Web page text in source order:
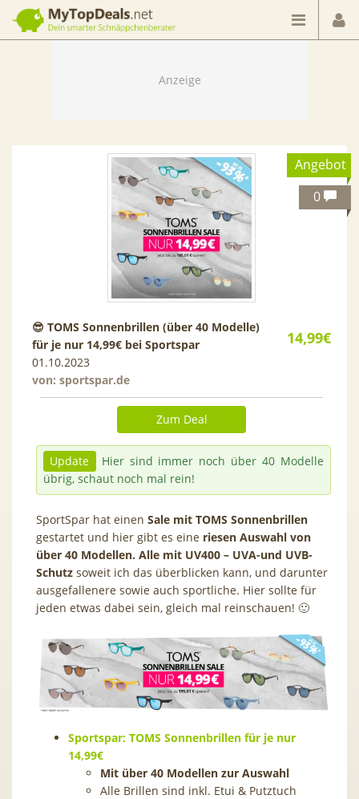
Dein smarter Schnäppchenberater
Angebot
0
14,99€
😎 TOMS Sonnenbrillen (über 40 Modelle)
für je nur 14,99€ bei Sportspar
01.10.2023
von: sportspar.de
Zum Deal
Update
Hier sind immer noch über 40 Modelle
übrig, schaut noch mal rein!
SportSpar hat einen Sale mit TOMS Sonnenbrillen
gestartet und hier gibt es eine riesen Auswahl von
über 40 Modellen. Alle mit UV400 – UVA-und UVB-
Schutz soweit ich das überblicken kann, und darunter
ausgefallenere sowie auch sportliche. Hier sollte für
jeden etwas dabei sein, gleich mal reinschauen! 🙂
Sportspar: TOMS Sonnenbrillen für je nur
14,99€
Mit über 40 Modellen zur Auswahl
Alle Brillen sind inkl. Etui & Putztuch